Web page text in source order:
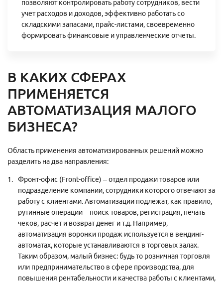
позволяют контролировать работу сотрудников, вести
учет расходов и доходов, эффективно работать со
складскими запасами, прайс-листами, своевременно
формировать финансовые и управленческие отчеты.
В КАКИХ СФЕРАХ
ПРИМЕНЯЕТСЯ
АВТОМАТИЗАЦИЯ МАЛОГО
БИЗНЕСА?
Область применения автоматизированных решений можно
разделить на два направления:
Фронт-офис (Front-office) – отдел продажи товаров или
подразделение компании, сотрудники которого отвечают за
работу с клиентами. Автоматизации подлежат, как правило,
рутинные операции – поиск товаров, регистрация, печать
чеков, расчет и возврат денег и т.д. Например,
автоматизация воронки продаж используется в вендинг-
автоматах, которые устанавливаются в торговых залах.
Таким образом, малый бизнес: будь то розничная торговля
или предпринимательство в сфере производства, для
повышения рентабельности и качества работы с клиентами,